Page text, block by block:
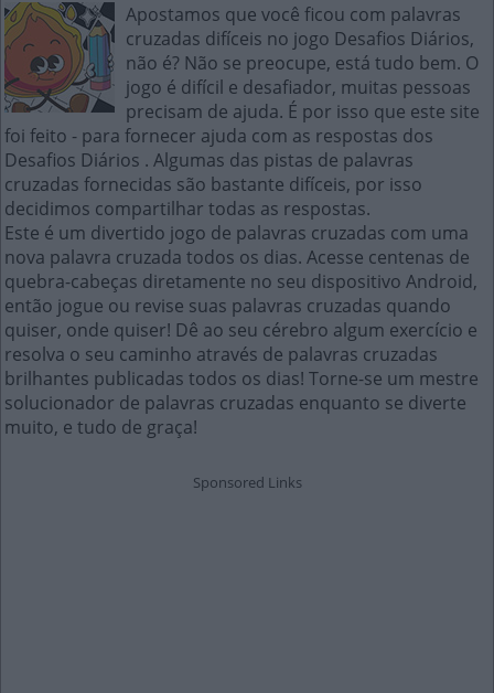
Apostamos que você ficou com palavras
cruzadas difíceis no jogo Desafios Diários,
não é? Não se preocupe, está tudo bem. O
jogo é difícil e desafiador, muitas pessoas
precisam de ajuda. É por isso que este site
foi feito - para fornecer ajuda com as respostas dos
Desafios Diários . Algumas das pistas de palavras
cruzadas fornecidas são bastante difíceis, por isso
decidimos compartilhar todas as respostas.
Este é um divertido jogo de palavras cruzadas com uma
nova palavra cruzada todos os dias. Acesse centenas de
quebra-cabeças diretamente no seu dispositivo Android,
então jogue ou revise suas palavras cruzadas quando
quiser, onde quiser! Dê ao seu cérebro algum exercício e
resolva o seu caminho através de palavras cruzadas
brilhantes publicadas todos os dias! Torne-se um mestre
solucionador de palavras cruzadas enquanto se diverte
muito, e tudo de graça!